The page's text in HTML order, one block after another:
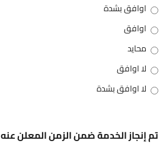
اوافق بشدة
اوافق
محايد
لا اوافق
لا اوافق بشدة
تم إنجاز الخدمة ضمن الزمن المعلن عنه